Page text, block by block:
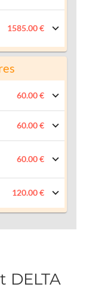
1585.00 €
60.00 €
60.00 €
60.00 €
120.00 €
DELTA